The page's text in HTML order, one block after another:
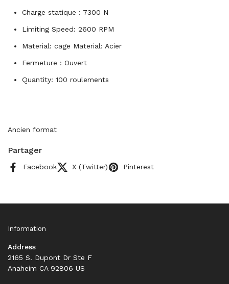
Charge statique : 7300 N
Limiting Speed: 2600 RPM
Material: cage Material: Acier
Fermeture : Ouvert
Quantity: 100 roulements
Ancien format
Partager
Facebook X (Twitter) Pinterest
Information
Address
2165 S. Dupont Dr Ste F
Anaheim CA 92806 US